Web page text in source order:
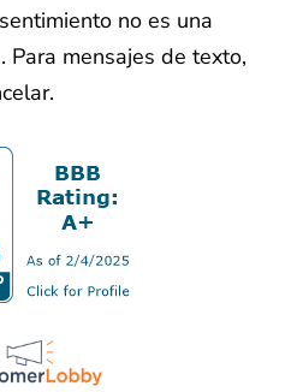
no es una
Para mensajes de texto,